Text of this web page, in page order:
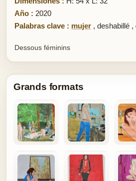
Año : 2020
Palabras clave : mujer , deshabillé ,
Dessous féminins
Grands formats